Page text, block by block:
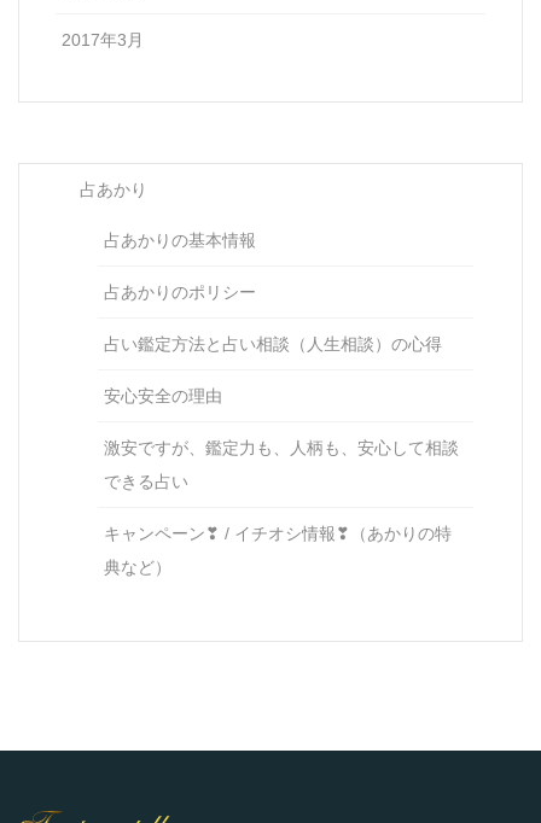
2017年3月
占あかり
占あかりの基本情報
占あかりのポリシー
占い鑑定方法と占い相談（人生相談）の心得
安心安全の理由
激安ですが、鑑定力も、人柄も、安心して相談
できる占い
キャンペーン❣ / イチオシ情報❣（あかりの特
典など）